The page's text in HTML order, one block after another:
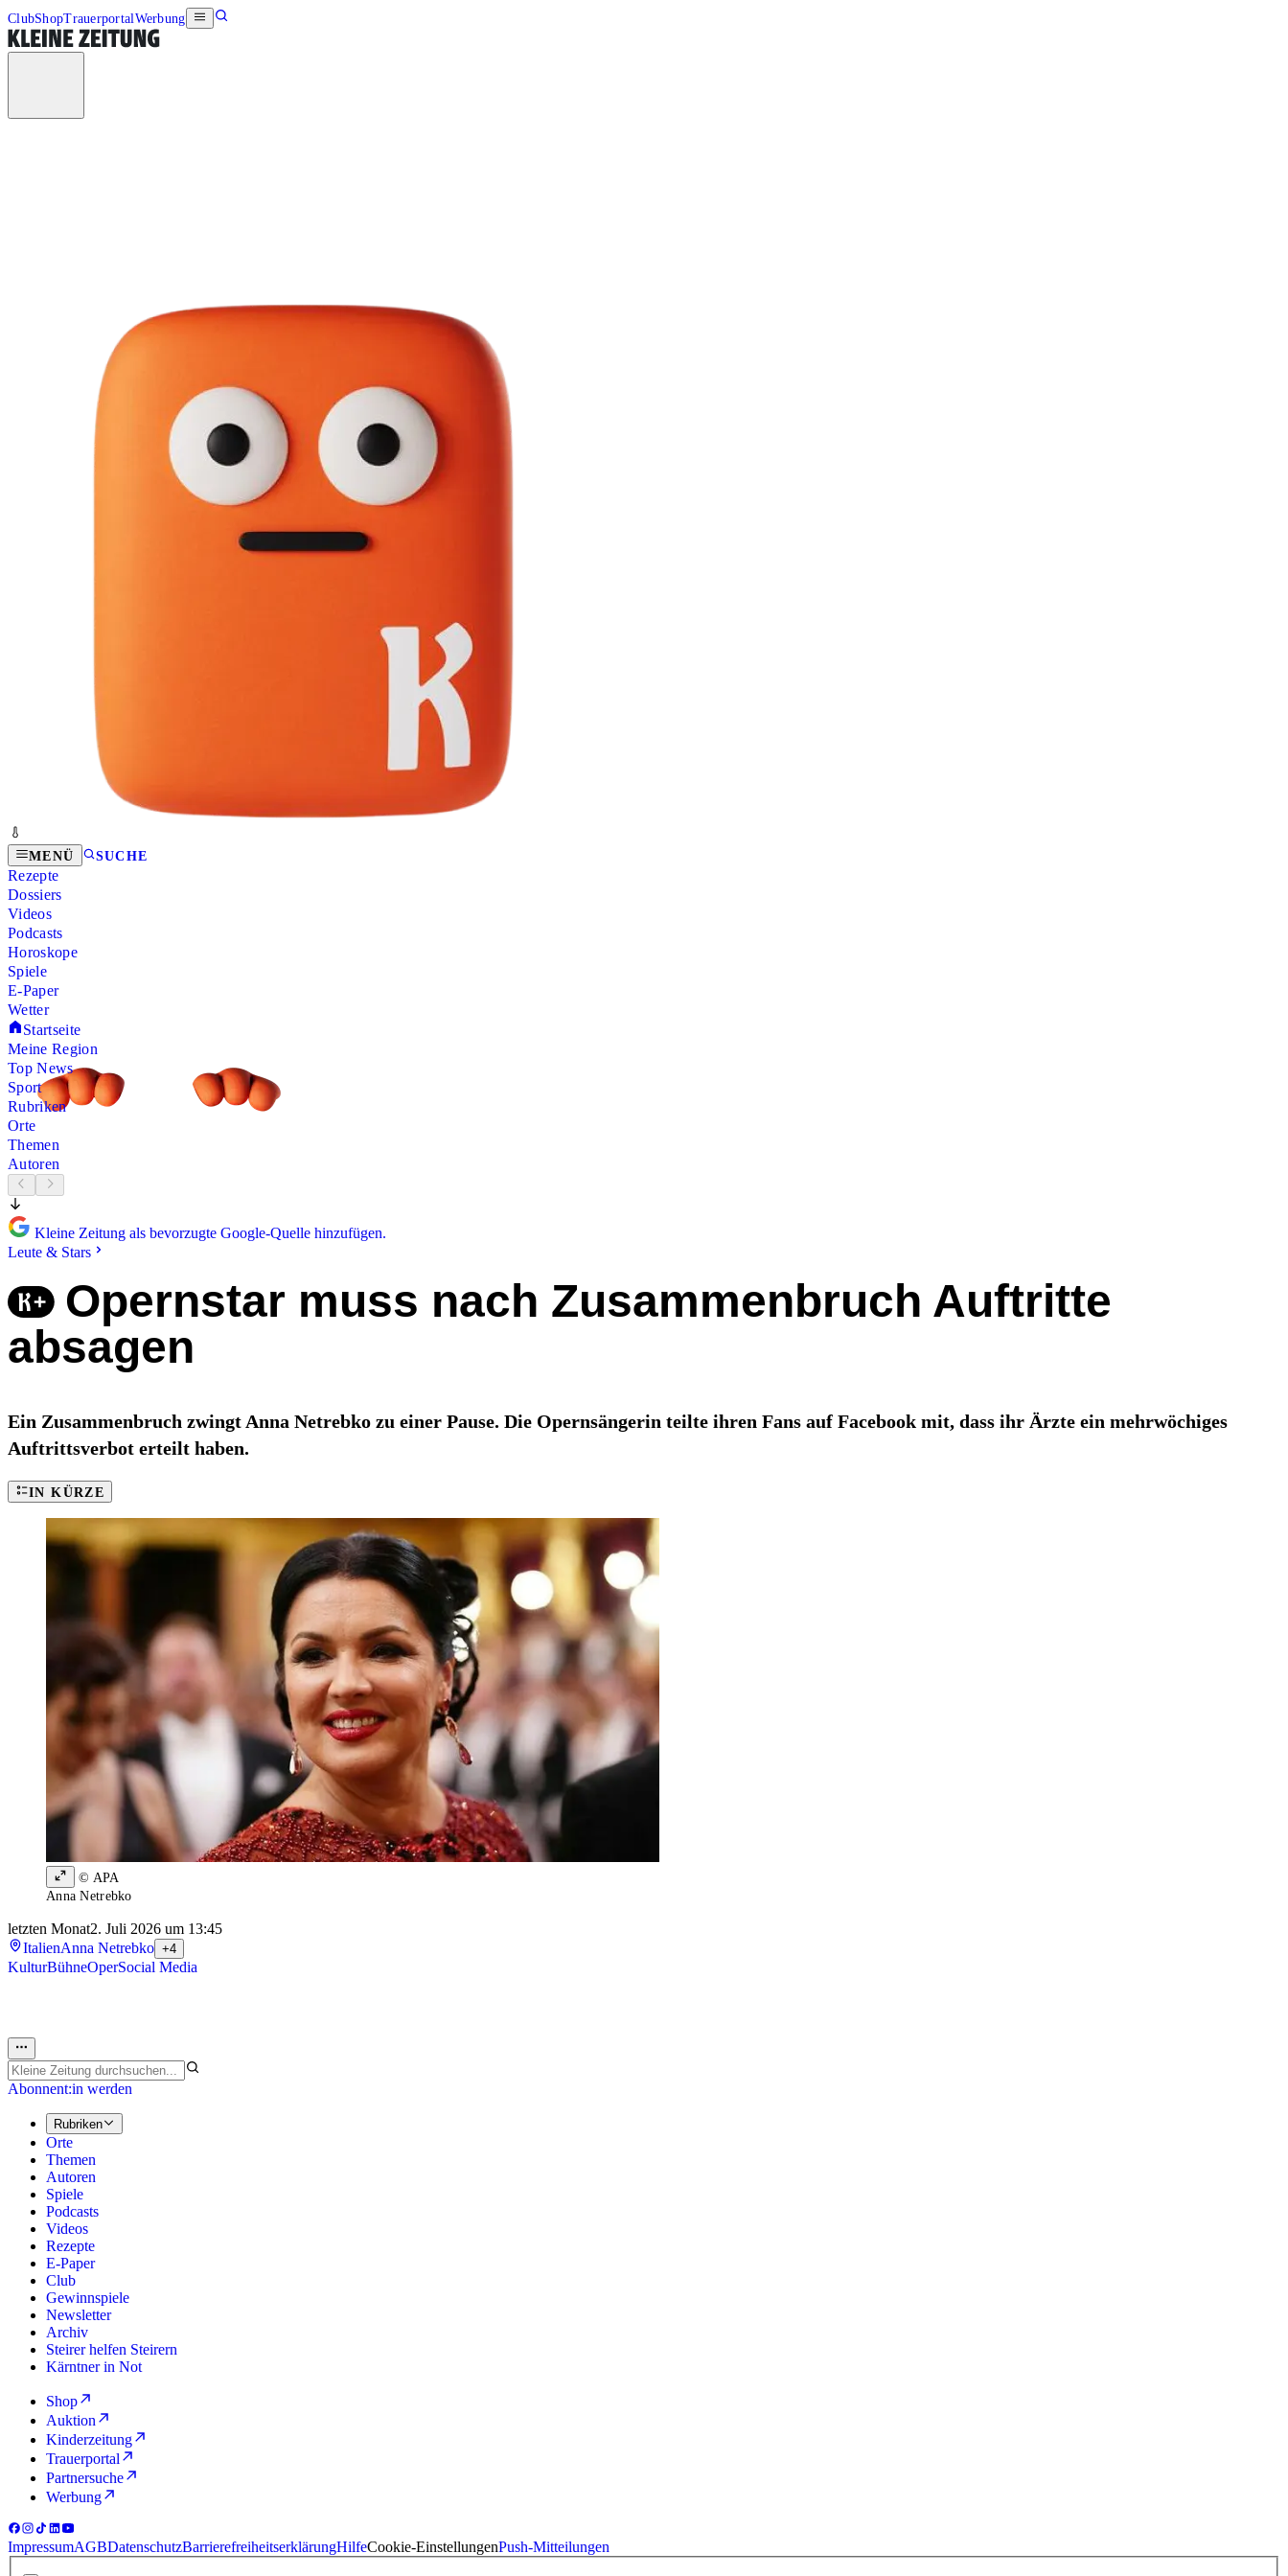
ClubShopTrauerportalWerbung
MENÜ SUCHE
Rezepte
Dossiers
Videos
Podcasts
Horoskope
Spiele
E-Paper
Wetter
Startseite
Meine Region
Top News
Sport
Rubriken
Orte
Themen
Autoren
Kleine Zeitung als bevorzugte Google-Quelle hinzufügen.
Leute & Stars
Opernstar muss nach Zusammenbruch Auftritte
absagen
Ein Zusammenbruch zwingt Anna Netrebko zu einer Pause. Die Opernsängerin teilte ihren Fans auf Facebook mit, dass ihr Ärzte ein mehrwöchiges
Auftrittsverbot erteilt haben.
IN KÜRZE
© APA
Anna Netrebko
letzten Monat2. Juli 2026 um 13:45
ItalienAnna Netrebko +4
KulturBühneOperSocial Media
Abonnent:in werden
Rubriken
Orte
Themen
Autoren
Spiele
Podcasts
Videos
Rezepte
E-Paper
Club
Gewinnspiele
Newsletter
Archiv
Steirer helfen Steirern
Kärntner in Not
Shop
Auktion
Kinderzeitung
Trauerportal
Partnersuche
Werbung
ImpressumAGBDatenschutzBarrierefreiheitserklärungHilfeCookie-EinstellungenPush-Mitteilungen